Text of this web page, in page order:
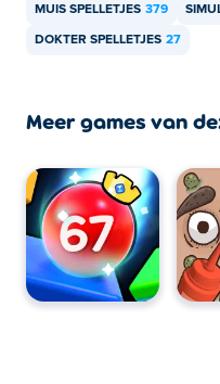
MUIS SPELLETJES 379
DOKTER SPELLETJES 27
Meer games van